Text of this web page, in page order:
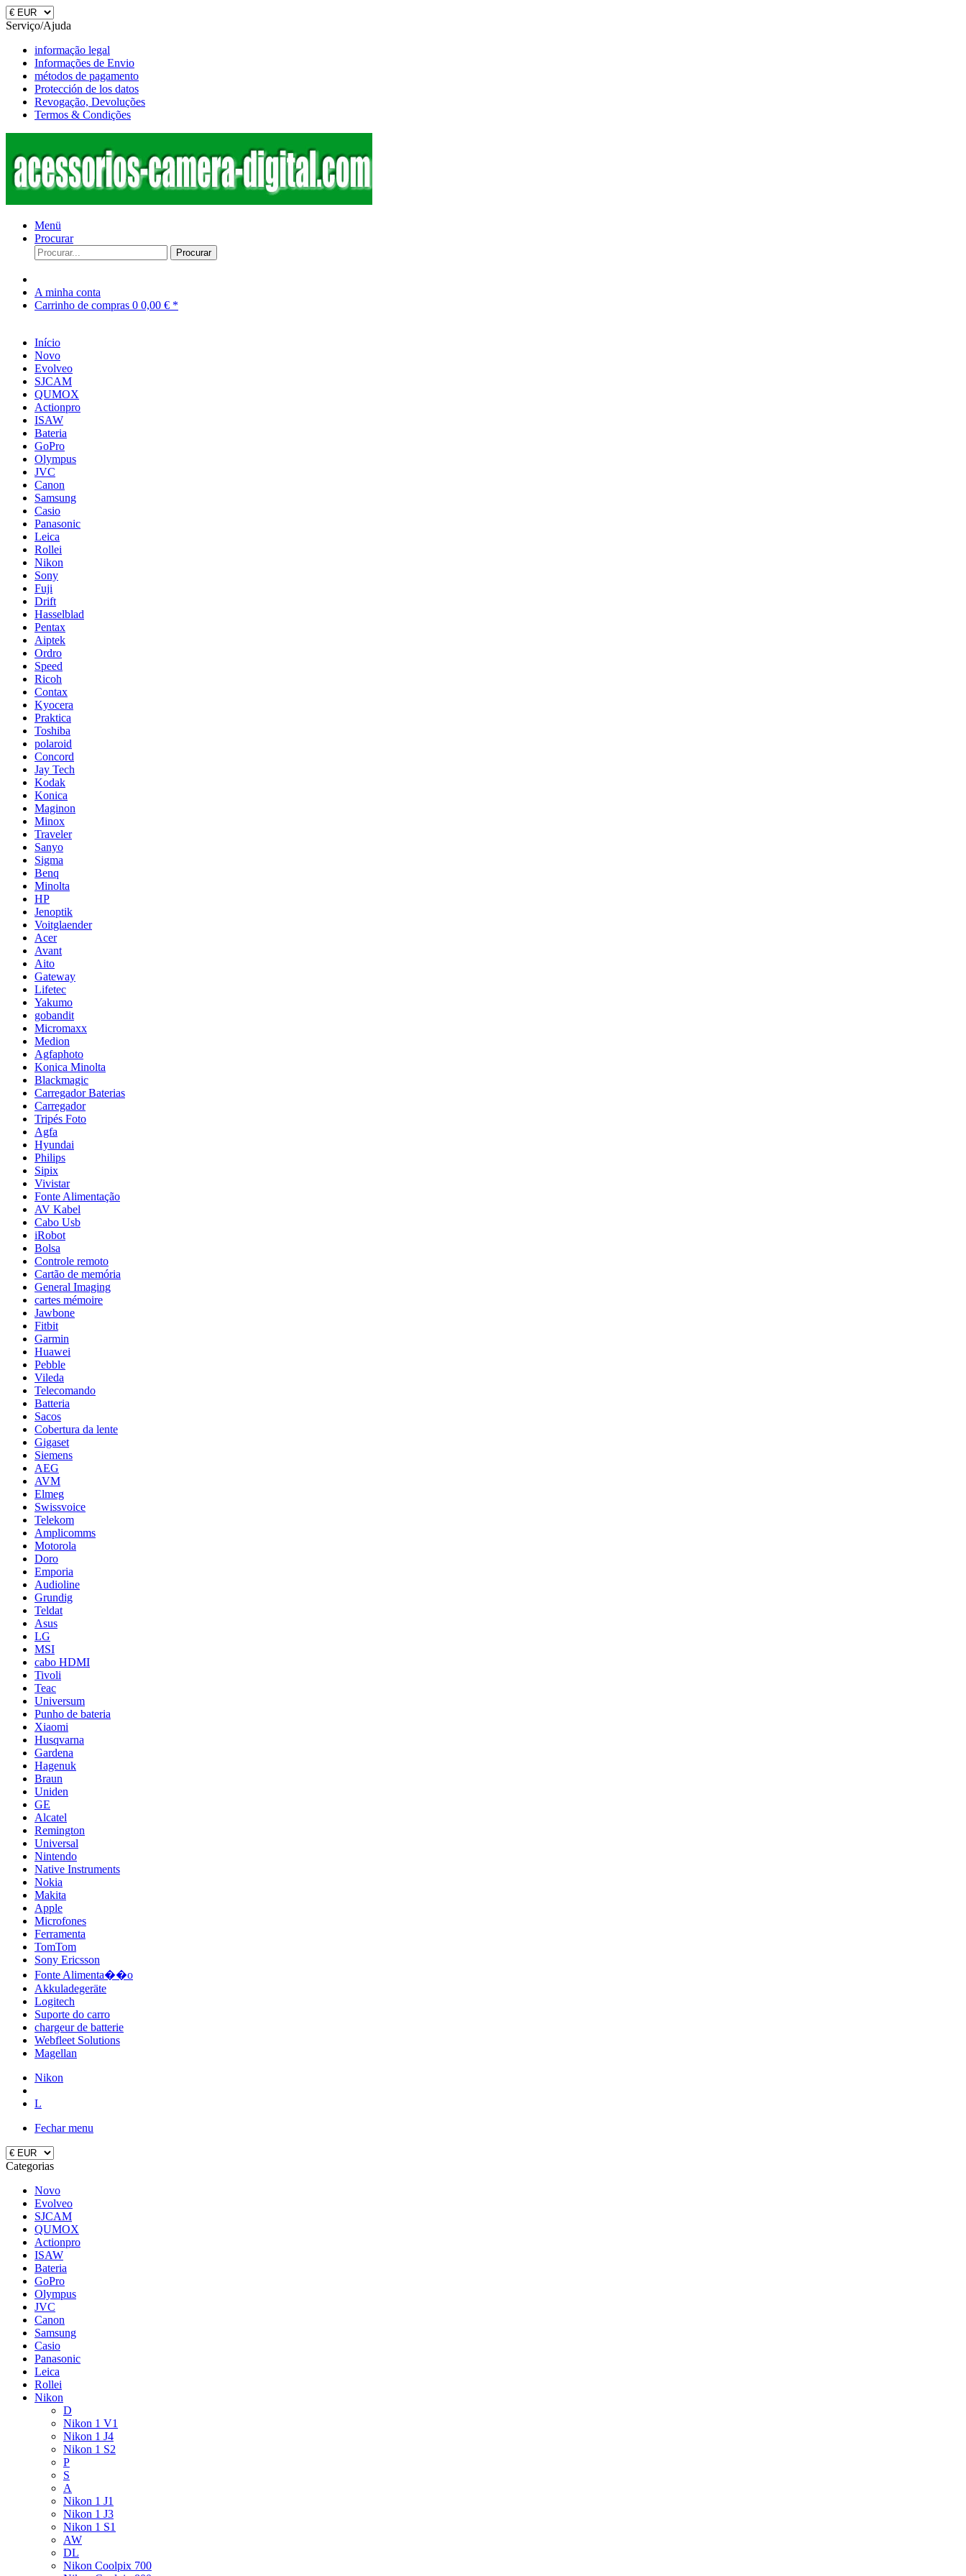
Serviço/Ajuda
informação legal
Informações de Envio
métodos de pagamento
Protección de los datos
Revogação, Devoluções
Termos & Condições
Menü
Procurar
Procurar
A minha conta
Carrinho de compras 0 0,00 € *
Início
Novo
Evolveo
SJCAM
QUMOX
Actionpro
ISAW
Bateria
GoPro
Olympus
JVC
Canon
Samsung
Casio
Panasonic
Leica
Rollei
Nikon
Sony
Fuji
Drift
Hasselblad
Pentax
Aiptek
Ordro
Speed
Ricoh
Contax
Kyocera
Praktica
Toshiba
polaroid
Concord
Jay Tech
Kodak
Konica
Maginon
Minox
Traveler
Sanyo
Sigma
Benq
Minolta
HP
Jenoptik
Voitglaender
Acer
Avant
Aito
Gateway
Lifetec
Yakumo
gobandit
Micromaxx
Medion
Agfaphoto
Konica Minolta
Blackmagic
Carregador Baterias
Carregador
Tripés Foto
Agfa
Hyundai
Philips
Sipix
Vivistar
Fonte Alimentação
AV Kabel
Cabo Usb
iRobot
Bolsa
Controle remoto
Cartão de memória
General Imaging
cartes mémoire
Jawbone
Fitbit
Garmin
Huawei
Pebble
Vileda
Telecomando
Batteria
Sacos
Cobertura da lente
Gigaset
Siemens
AEG
AVM
Elmeg
Swissvoice
Telekom
Amplicomms
Motorola
Doro
Emporia
Audioline
Grundig
Teldat
Asus
LG
MSI
cabo HDMI
Tivoli
Teac
Universum
Punho de bateria
Xiaomi
Husqvarna
Gardena
Hagenuk
Braun
Uniden
GE
Alcatel
Remington
Universal
Nintendo
Native Instruments
Nokia
Makita
Apple
Microfones
Ferramenta
TomTom
Sony Ericsson
Fonte Alimenta��o
Akkuladegeräte
Logitech
Suporte do carro
chargeur de batterie
Webfleet Solutions
Magellan
Nikon
L
Fechar menu
Categorias
Novo
Evolveo
SJCAM
QUMOX
Actionpro
ISAW
Bateria
GoPro
Olympus
JVC
Canon
Samsung
Casio
Panasonic
Leica
Rollei
Nikon
D
Nikon 1 V1
Nikon 1 J4
Nikon 1 S2
P
S
A
Nikon 1 J1
Nikon 1 J3
Nikon 1 S1
AW
DL
Nikon Coolpix 700